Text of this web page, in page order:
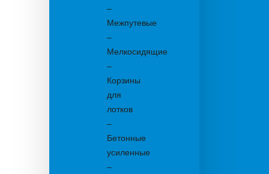
–
Межпутевые
–
Мелкосидящие
–
Корзины
для
лотков
–
Бетонные
усиленные
–